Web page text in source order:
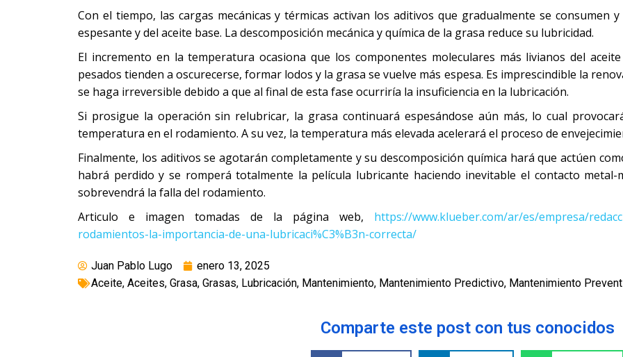
Con el tiempo, las cargas mecánicas y térmicas activan los aditivos que gradualmente se consumen
espesante y del aceite base. La descomposición mecánica y química de la grasa reduce su lubricidad.
El incremento en la temperatura ocasiona que los componentes moleculares más livianos del
pesados tienden a oscurecerse, formar lodos y la grasa se vuelve más espesa. Es imprescindible la
se haga irreversible debido a que al final de esta fase ocurriría la insuficiencia en la lubricación.
Si prosigue la operación sin relubricar, la grasa continuará espesándose aún más, lo cual
temperatura en el rodamiento. A su vez, la temperatura más elevada acelerará el proceso de
Finalmente, los aditivos se agotarán completamente y su descomposición química hará que actúen
habrá perdido y se romperá totalmente la película lubricante haciendo inevitable el contacto
sobrevendrá la falla del rodamiento.
Articulo e imagen tomadas de la página web, https://www.klueber.com/ar/es/empresa/
rodamientos-la-importancia-de-una-lubricaci%C3%B3n-correcta/
Juan Pablo Lugo
enero 13, 2025
Aceite, Aceites, Grasa, Grasas, Lubricación, Mantenimiento, Mantenimiento Predictivo, Mantenimiento
Comparte este post con tus conocidos